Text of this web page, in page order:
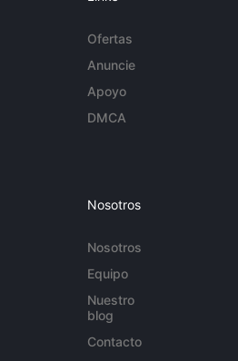
Ofertas
Anuncie
Apoyo
DMCA
Nosotros
Nosotros
Equipo
Nuestro
blog
Contacto